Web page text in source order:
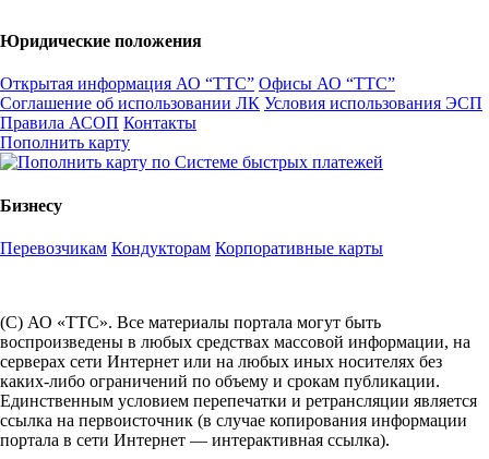
Юридические положения
Открытая информация АО “ТТС” Офисы АО “ТТС”
Соглашение об использовании ЛК Условия использования ЭСП
Правила АСОП Контакты
Пополнить карту
Бизнесу
Перевозчикам Кондукторам Корпоративные карты
(С) АО «ТТС». Все материалы портала могут быть
воспроизведены в любых средствах массовой информации, на
серверах сети Интернет или на любых иных носителях без
каких-либо ограничений по объему и срокам публикации.
Единственным условием перепечатки и ретрансляции является
ссылка на первоисточник (в случае копирования информации
портала в сети Интернет — интерактивная ссылка).